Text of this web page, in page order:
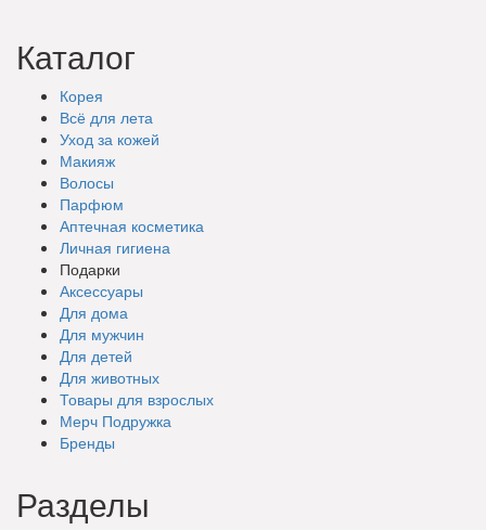
Каталог
Корея
Всё для лета
Уход за кожей
Макияж
Волосы
Парфюм
Аптечная косметика
Личная гигиена
Подарки
Аксессуары
Для дома
Для мужчин
Для детей
Для животных
Товары для взрослых
Мерч Подружка
Бренды
Разделы